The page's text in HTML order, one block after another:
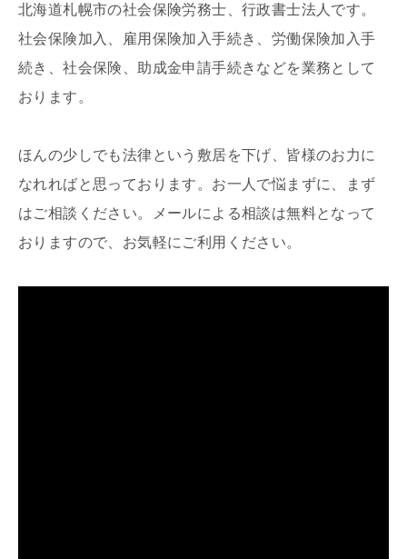
北海道札幌市の社会保険労務士、行政書士法人です。
社会保険加入、雇用保険加入手続き、労働保険加入手
続き、社会保険、助成金申請手続きなどを業務として
おります。
ほんの少しでも法律という敷居を下げ、皆様のお力に
なれればと思っております。お一人で悩まずに、まず
はご相談ください。メールによる相談は無料となって
おりますので、お気軽にご利用ください。